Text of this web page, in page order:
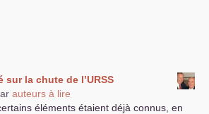
sur la chute de l’URSS
auteurs à lire
éléments étaient déjà connus, en